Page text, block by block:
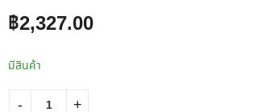
฿2,327.00
มีสินค้า